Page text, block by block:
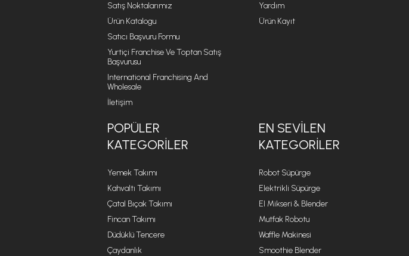
Satış Noktalarımız
Ürün Katalogu
Satıcı Başvuru Formu
Yurtiçi Franchise Ve Toptan Satış
Başvurusu
International Franchising And
Wholesale
İletişim
Yardım
Ürün Kayıt
POPÜLER
KATEGORILER
Yemek Takımı
Kahvaltı Takımı
Çatal Bıçak Takımı
Fincan Takımı
Düdüklü Tencere
Çaydanlık
EN SEVILEN
KATEGORILER
Robot Süpürge
Elektrikli Süpürge
El Mikseri & Blender
Mutfak Robotu
Waffle Makinesi
Smoothie Blender